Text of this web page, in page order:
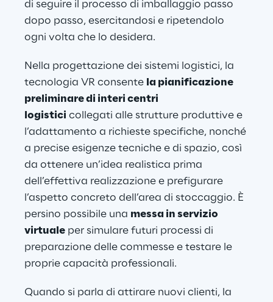
di seguire il processo di imballaggio passo
dopo passo, esercitandosi e ripetendolo
ogni volta che lo desidera.
Nella progettazione dei sistemi logistici, la
tecnologia VR consente la pianificazione
preliminare di interi centri
logistici collegati alle strutture produttive e
l’adattamento a richieste specifiche, nonché
a precise esigenze tecniche e di spazio, così
da ottenere un’idea realistica prima
dell’effettiva realizzazione e prefigurare
l’aspetto concreto dell’area di stoccaggio. È
persino possibile una messa in servizio
virtuale per simulare futuri processi di
preparazione delle commesse e testare le
proprie capacità professionali.
Quando si parla di attirare nuovi clienti, la